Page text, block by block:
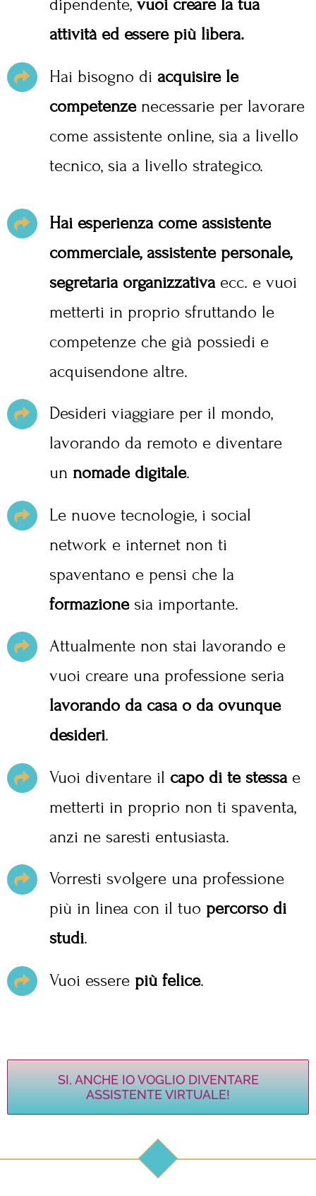
dipendente, vuoi creare la tua
attività ed essere più libera.
Hai bisogno di acquisire le
competenzenecessarie per lavorare
come assistente online, sia a livello
tecnico, sia a livello strategico.
Hai esperienza come assistente
commerciale, assistente personale,
segretaria organizzativaecc. e vuoi
metterti in proprio sfruttando le
competenze che già possiedi e
acquisendone altre.
Desideri viaggiare per il mondo,
lavorando da remoto e diventare
un nomade digitale.
Le nuove tecnologie, i social
network e internet non ti
spaventano e pensi che la
formazionesia importante.
Attualmente non stai lavorando e
vuoi creare una professione seria
lavorando da casa o da ovunque
desideri.
Vuoi diventare il capo di te stessae
metterti in proprio non ti spaventa,
anzi ne saresti entusiasta.
Vorresti svolgere una professione
più in linea con il tuo percorso di
studi.
Vuoi essere più felice.
SI, ANCHE IO VOGLIO DIVENTARE
ASSISTENTE VIRTUALE!